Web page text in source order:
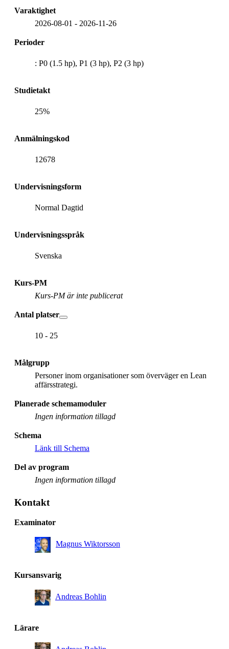
Varaktighet
2026-08-01 - 2026-11-26
Perioder
: P0 (1.5 hp), P1 (3 hp), P2 (3 hp)
Studietakt
25%
Anmälningskod
12678
Undervisningsform
Normal Dagtid
Undervisningsspråk
Svenska
Kurs-PM
Kurs-PM är inte publicerat
Antal platser
10 - 25
Målgrupp
Personer inom organisationer som överväger en Lean
affärsstrategi.
Planerade schemamoduler
Ingen information tillagd
Schema
Länk till Schema
Del av program
Ingen information tillagd
Kontakt
Examinator
Magnus Wiktorsson
Kursansvarig
Andreas Bohlin
Lärare